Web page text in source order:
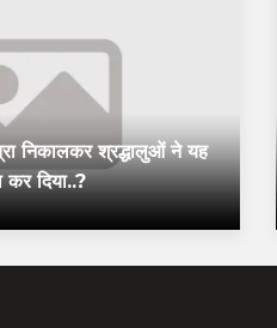
निकालकर श्रद्धालुओं ने यह
कर दिया..?